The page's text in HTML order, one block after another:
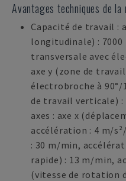
Avantages techniques de la
Capacité de travail :
longitudinale) : 7000
transversale avec
axe y (zone de
électrobroche à 90°/
de travail verticale) :
axes : axe x
accélération : 4 m/
: 30 m/min,
rapide) : 13 m/min,
(vitesse de rotation